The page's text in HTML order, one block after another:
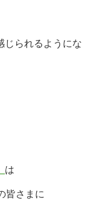
られるようにな
は
皆さまに